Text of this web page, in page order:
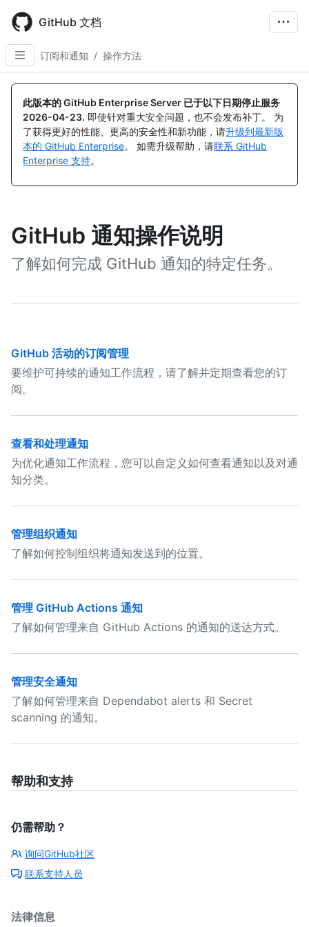
main
content
GitHub 文档
订阅和通知 / 操作方法
此版本的 GitHub Enterprise Server 已于以下日期停止服务
2026-04-23. 即使针对重大安全问题，也不会发布补丁。 为
了获得更好的性能、更高的安全性和新功能，请升级到最新版
本的 GitHub Enterprise。 如需升级帮助，请联系 GitHub
Enterprise 支持。
GitHub 通知操作说明
了解如何完成 GitHub 通知的特定任务。
GitHub 活动的订阅管理
要维护可持续的通知工作流程，请了解并定期查看您的订
阅。
查看和处理通知
为优化通知工作流程，您可以自定义如何查看通知以及对通
知分类。
管理组织通知
了解如何控制组织将通知发送到的位置。
管理 GitHub Actions 通知
了解如何管理来自 GitHub Actions 的通知的送达方式。
管理安全通知
了解如何管理来自 Dependabot alerts 和 Secret
scanning 的通知。
帮助和支持
仍需帮助？
询问GitHub社区
联系支持人员
法律信息